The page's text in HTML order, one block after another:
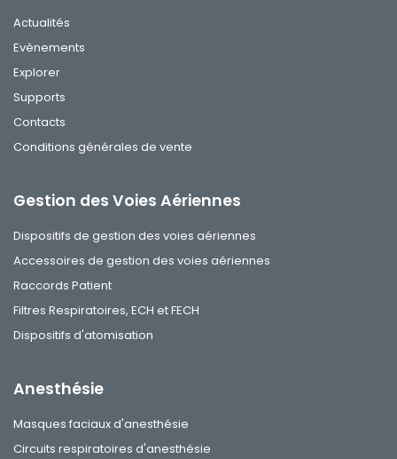
Actualités
Evènements
Explorer
Supports
Contacts
Conditions générales de vente
Gestion des Voies Aériennes
Dispositifs de gestion des voies aériennes
Accessoires de gestion des voies aériennes
Raccords Patient
Filtres Respiratoires, ECH et FECH
Dispositifs d'atomisation
Anesthésie
Masques faciaux d'anesthésie
Circuits respiratoires d'anesthésie